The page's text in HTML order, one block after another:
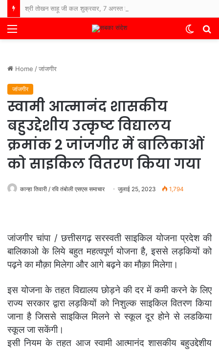
Menu
Switch
Home /जांजगीर
जांजगीर
स्वामी आत्मानंद शासकीय
बहुउद्देशीय उत्कृष्ट विद्यालय
क्रमांक 2 जांजगीर में बालिकाओं
को साइकिल वितरण किया गया
कान्हा तिवारी / रवि तंबोली एसएस समाचार जुलाई 25, 2023 1,794
जांजगीर चांपा / छत्तीसगढ़ सरस्वती साइकिल योजना प्रदेश की
बालिकाओ के लिये बहुत महत्वपूर्ण योजना है, इससे लड़कियों को
पढ़ने का मौक़ा मिलेगा और आगे बढ़ने का मौक़ा मिलेगा।
इस योजना के तहत विद्यालय छोड़ने की दर में कमी करने के लिए
राज्य सरकार द्वारा लड़कियों को निशुल्क साइकिल वितरण किया
जाना है जिससे साइकिल मिलने से स्कूल दूर होने से लडकिया
स्कूल जा सकेंगी।
इसी नियम के तहत आज स्वामी आत्मानंद शासकीय बहुउद्देशीय